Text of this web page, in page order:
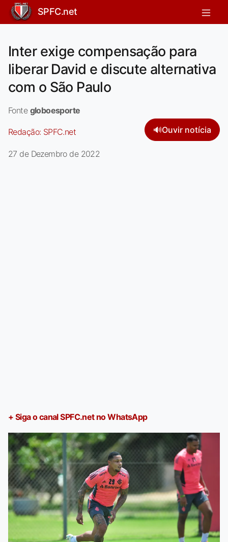
SPFC.net
Inter exige compensação para
liberar David e discute alternativa
com o São Paulo
Fonte globoesporte
Redação: SPFC.net 🔊Ouvir notícia
27 de Dezembro de 2022
+ Siga o canal SPFC.net no WhatsApp